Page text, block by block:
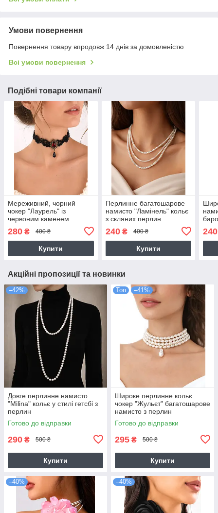
Умови повернення
Повернення товару впродовж 14 днів за домовленістю
Всі умови повернення
Подібні товари компанії
Мереживний, чорний
чокер "Лаурель" із
червоним каменем
280 ₴ 400 ₴
Купити
Перлинне багатошарове
намисто "Ламінель" кольє
з скляних перлин
240₴ 400 ₴
Купити
240
Акційні пропозиції та новинки
–42%
Довге перлинне намисто
"Milina" кольє у стилі гетсбі з
перлин
Готово до відправки
290 ₴ 500 ₴
Купити
Топ –41%
Широке перлинне кольє
чокер "Жульєт" багатошарове
намисто з перлин
Готово до відправки
295 ₴ 500 ₴
Купити
–40% –40%